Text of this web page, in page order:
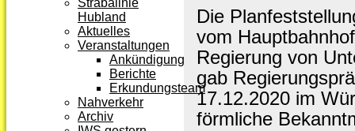
Die
vom
Regierung von
gab
17.12.2020 im
förmliche
Strabalinie
Hubland
Aktuelles
Veranstaltungen
Ankündigung
Berichte
Erkundungsteam
Nahverkehr
Archiv